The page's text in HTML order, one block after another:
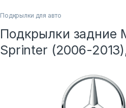
Подкрылки для авто
Подкрылки задние
Sprinter (2006-